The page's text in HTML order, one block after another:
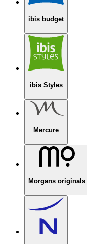
ibis budget
ibis Styles
Mercure
Morgans originals